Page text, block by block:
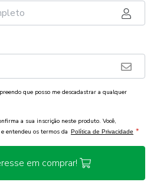
que posso me descadastrar a qualquer
a sua inscrição neste produto. Você,
entendeu os termos da Política de Privacidade *
em comprar!